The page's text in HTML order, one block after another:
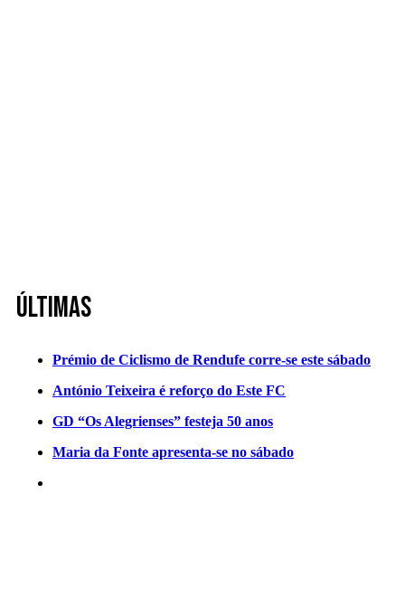
Últimas
Prémio de Ciclismo de Rendufe corre-se este sábado
António Teixeira é reforço do Este FC
GD “Os Alegrienses” festeja 50 anos
Maria da Fonte apresenta-se no sábado